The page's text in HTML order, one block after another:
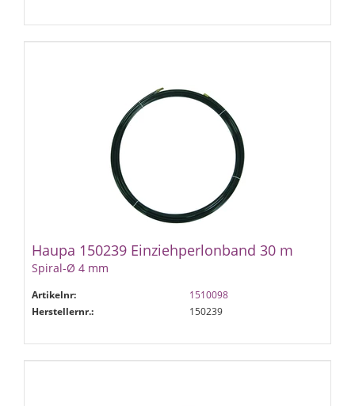
Haupa 150239 Einziehperlonband 30 m
Spiral-Ø 4 mm
Artikelnr:
1510098
Herstellernr.:
150239